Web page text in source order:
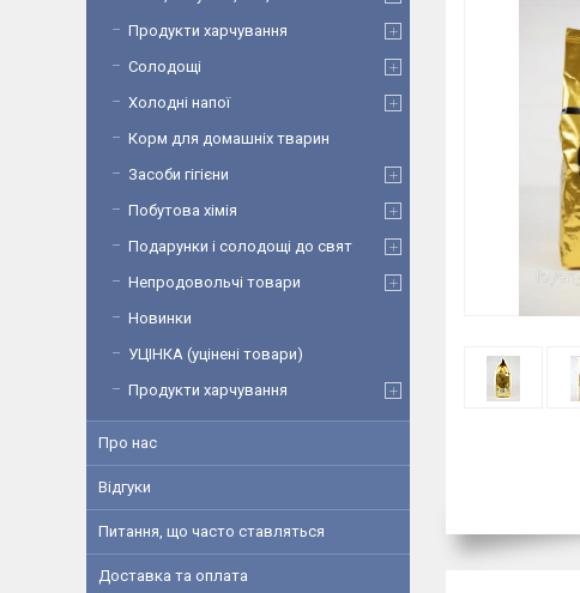
Продукти харчування
Солодощі
Холодні напої
Корм для домашніх тварин
Засоби гігієни
Побутова хімія
Подарунки і солодощі до свят
Непродовольчі товари
Новинки
УЦІНКА (уцінені товари)
Продукти харчування
Про нас
Відгуки
Питання, що часто ставляться
Доставка та оплата